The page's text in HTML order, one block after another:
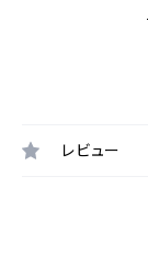
レビュー